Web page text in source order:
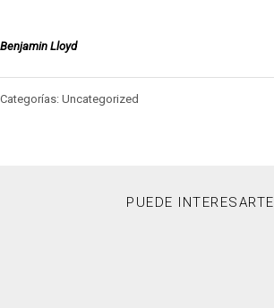
Benjamin Lloyd
Categorías: Uncategorized
PUEDE INTERESARTE